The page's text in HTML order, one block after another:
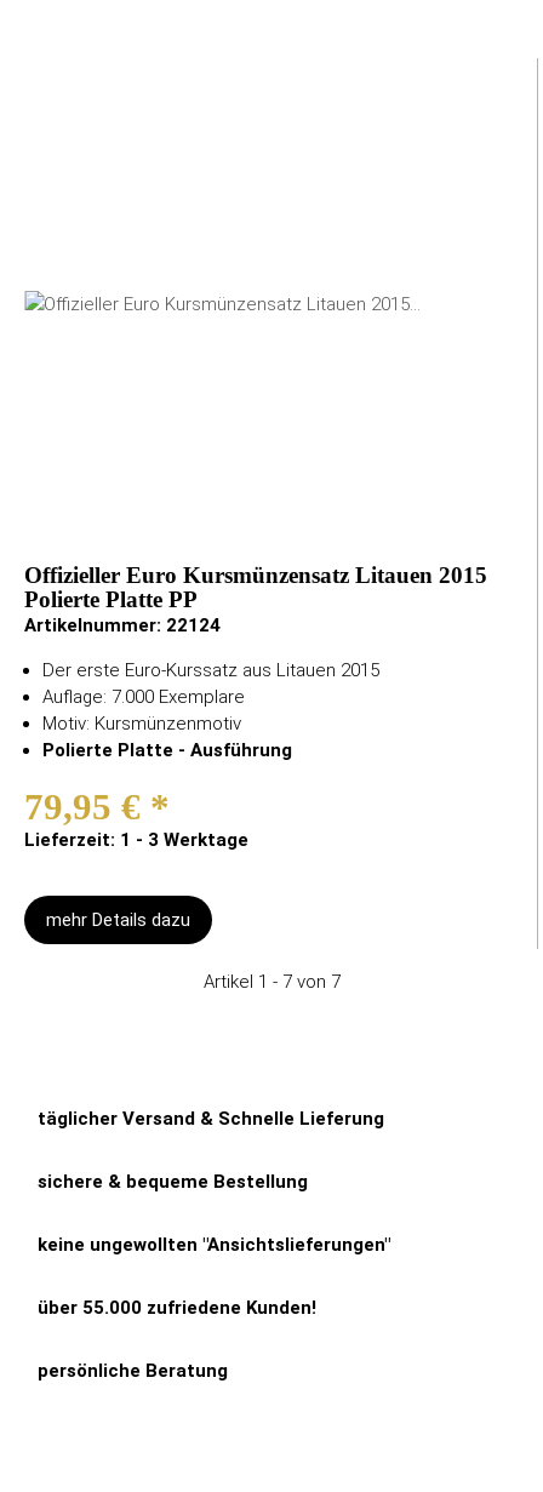
Offizieller Euro Kursmünzensatz Litauen 2015
Polierte Platte PP
Artikelnummer: 22124
Der erste Euro-Kurssatz aus Litauen 2015
Auflage: 7.000 Exemplare
Motiv: Kursmünzenmotiv
Polierte Platte - Ausführung
79,95 € *
Lieferzeit: 1 - 3 Werktage
mehr Details dazu
Artikel 1 - 7 von 7
täglicher Versand & Schnelle Lieferung
sichere & bequeme Bestellung
keine ungewollten "Ansichtslieferungen"
über 55.000 zufriedene Kunden!
persönliche Beratung